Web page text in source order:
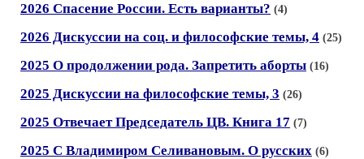
2026 Спасение России. Есть варианты? (4)
2026 Дискуссии на соц. и философские темы, 4 (25)
2025 О продолжении рода. Запретить аборты (16)
2025 Дискуссии на философские темы, 3 (26)
2025 Отвечает Председатель ЦВ. Книга 17 (7)
2025 С Владимиром Селивановым. О русских (6)